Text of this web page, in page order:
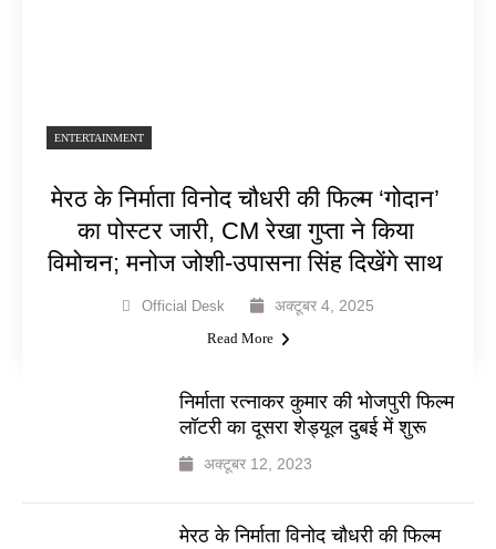
ENTERTAINMENT
मेरठ के निर्माता विनोद चौधरी की फिल्म ‘गोदान’
का पोस्टर जारी, CM रेखा गुप्ता ने किया
विमोचन; मनोज जोशी-उपासना सिंह दिखेंगे साथ
Official Desk अक्टूबर 4, 2025
Read More
निर्माता रत्नाकर कुमार की भोजपुरी फिल्म
लॉटरी का दूसरा शेड्यूल दुबई में शुरू
अक्टूबर 12, 2023
मेरठ के निर्माता विनोद चौधरी की फिल्म